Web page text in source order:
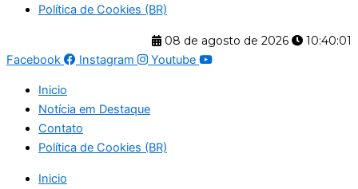
Política de Cookies (BR)
08 de agosto de 2026
10:40:01
Facebook
Instagram Youtube
Inicio
Notícia em Destaque
Contato
Política de Cookies (BR)
Inicio